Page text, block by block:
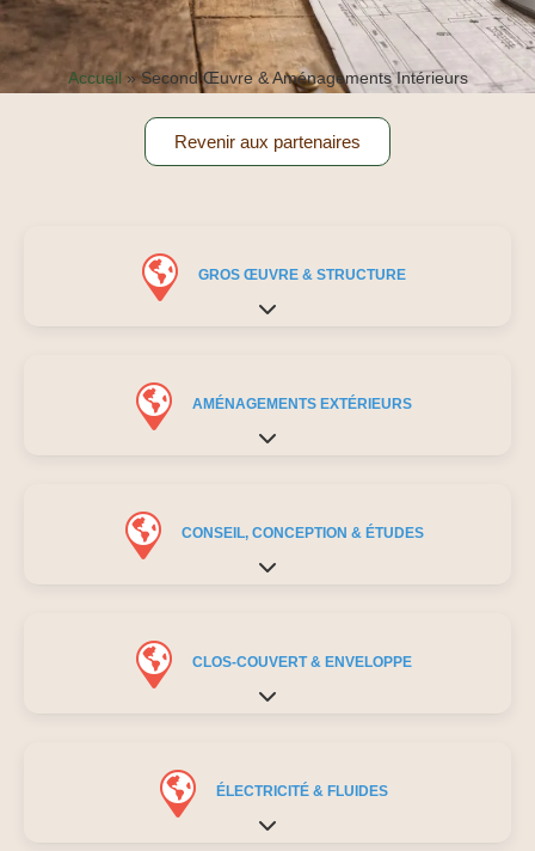
Accueil »Second Œuvre & Aménagements Intérieurs
Revenir aux partenaires
GROS ŒUVRE & STRUCTURE
Expand sub-categories
AMÉNAGEMENTS EXTÉRIEURS
Expand sub-categories
CONSEIL, CONCEPTION & ÉTUDES
Expand sub-categories
CLOS-COUVERT & ENVELOPPE
Expand sub-categories
ÉLECTRICITÉ & FLUIDES
Expand sub-categories